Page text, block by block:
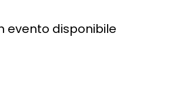
evento disponibile